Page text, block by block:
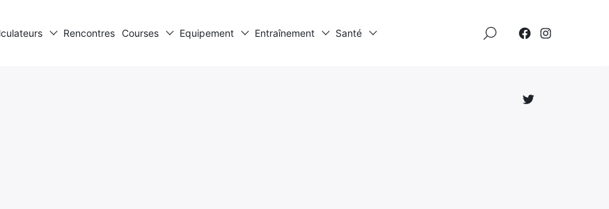
Rencontres Courses Equipement Entraînement Santé
Élément